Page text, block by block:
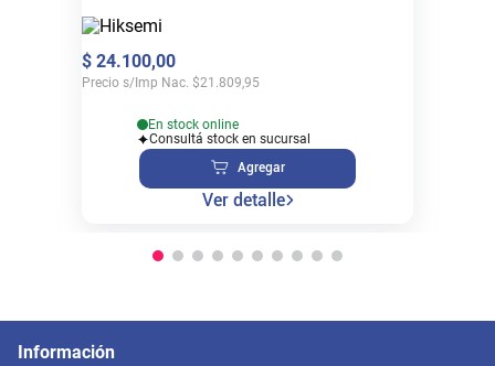
$ 24.100,00
Precio s/Imp Nac. $21.809,95
En stock online
Consultá stock en sucursal
Agregar
Ver detalle
Información